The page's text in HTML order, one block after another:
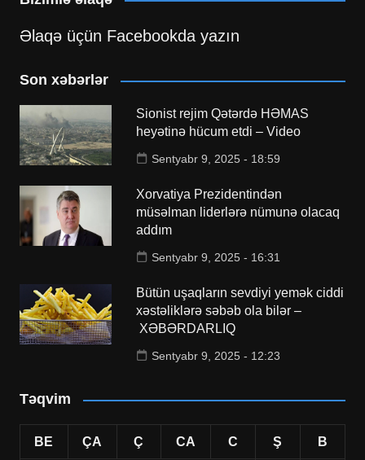
Əlaqə üçün Facebookda yazın
Son xəbərlər
Sionist rejim Qətərdə HƏMAS
heyətinə hücum etdi – Video
Sentyabr 9, 2025 - 18:59
Xorvatiya Prezidentindən
müsəlman liderlərə nümunə olacaq
addım
Sentyabr 9, 2025 - 16:31
Bütün uşaqların sevdiyi yemək ciddi
xəstəliklərə səbəb ola bilər –
XƏBƏRDARLIQ
Sentyabr 9, 2025 - 12:23
Təqvim
BE ÇA Ç CA C Ş B